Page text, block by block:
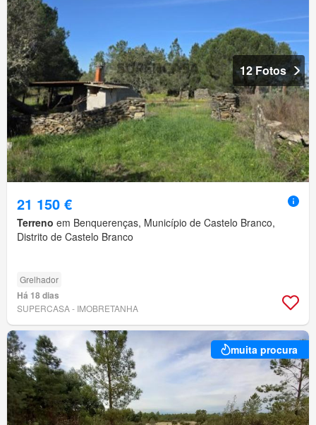
12 Fotos
21 150 €
Terreno em Benquerenças, Município de Castelo Branco,
Distrito de Castelo Branco
Grelhador
Há 18 dias
SUPERCASA - IMOBRETANHA
muita procura